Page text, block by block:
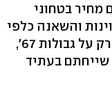
מחיר בטחוני
והשאנה כלפי
ישראל. חומה אמיתית יכולה להיות רק על גבולות 67',
בעתיד